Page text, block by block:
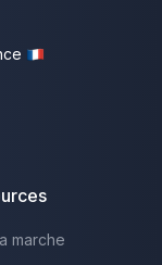
marche